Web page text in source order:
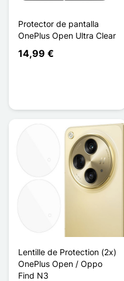
Protector de pantalla
OnePlus Open Ultra Clear
14,99 €
Lentille de Protection (2x)
OnePlus Open / Oppo
Find N3